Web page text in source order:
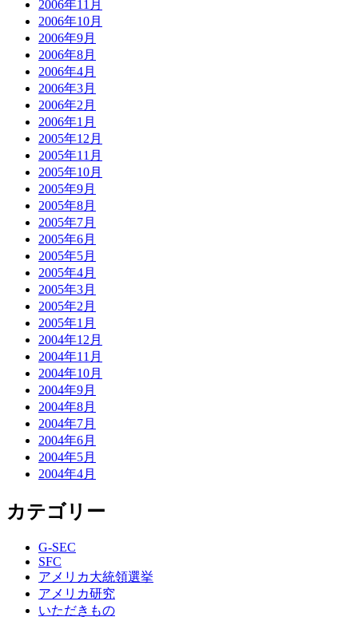
2006年11月
2006年10月
2006年9月
2006年8月
2006年4月
2006年3月
2006年2月
2006年1月
2005年12月
2005年11月
2005年10月
2005年9月
2005年8月
2005年7月
2005年6月
2005年5月
2005年4月
2005年3月
2005年2月
2005年1月
2004年12月
2004年11月
2004年10月
2004年9月
2004年8月
2004年7月
2004年6月
2004年5月
2004年4月
カテゴリー
G-SEC
SFC
アメリカ大統領選挙
アメリカ研究
いただきもの